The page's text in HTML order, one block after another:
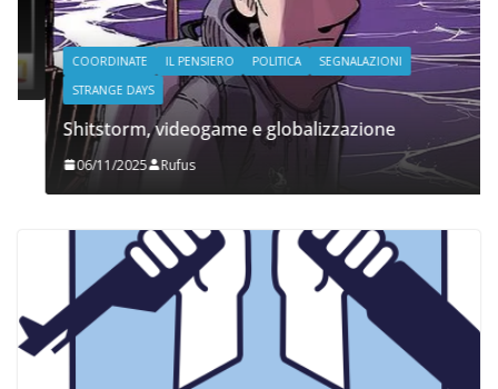
COORDINATE IL PENSIERO POLITICA
SEGNALAZIONI
STRANGE DAYS
Shitstorm, videogame e globalizzazione
06/11/2025 Rufus